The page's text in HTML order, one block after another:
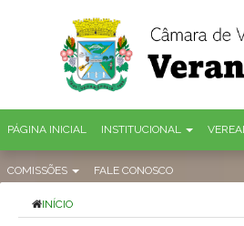
PÁGINA INICIAL INSTITUCIONAL
COMISSÕES FALE CONOSCO
INÍCIO